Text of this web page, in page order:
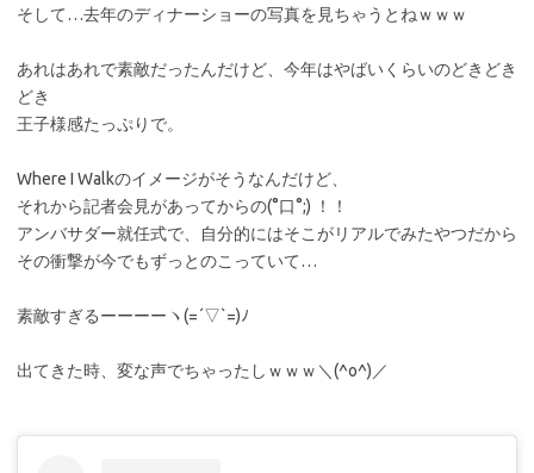
そして…去年のディナーショーの写真を見ちゃうとねｗｗｗ
あれはあれで素敵だったんだけど、今年はやばいくらいのどきどき
どき
王子様感たっぷりで。
Where I Walkのイメージがそうなんだけど、
それから記者会見があってからの(°口°;) ！！
アンバサダー就任式で、自分的にはそこがリアルでみたやつだから
その衝撃が今でもずっとのこっていて…
素敵すぎるーーーーヽ(=´▽`=)ﾉ
出てきた時、変な声でちゃったしｗｗｗ＼(^o^)／